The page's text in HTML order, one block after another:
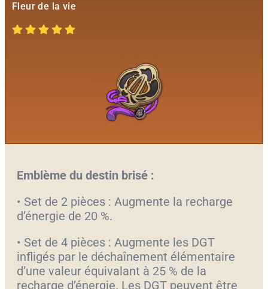
Fleur de la vie
Emblème du destin brisé :
• Set de 2 pièces : Augmente la recharge
d’énergie de 20 %.
• Set de 4 pièces : Augmente les DGT
infligés par le déchaînement élémentaire
d’une valeur équivalant à 25 % de la
recharge d’énergie. Les DGT peuvent être